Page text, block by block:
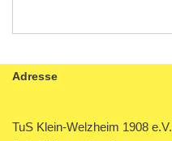
Adresse
TuS Klein-Welzheim 1908 e.V.